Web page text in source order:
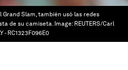
Grand Slam, también usó las redes
de su camiseta. Image: REUTERS/Carl
- RC1323F096E0